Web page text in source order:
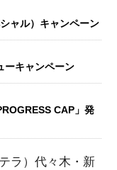
ャル）キャンペーン
ーキャンペーン
CAP」発
ラ）代々木・新